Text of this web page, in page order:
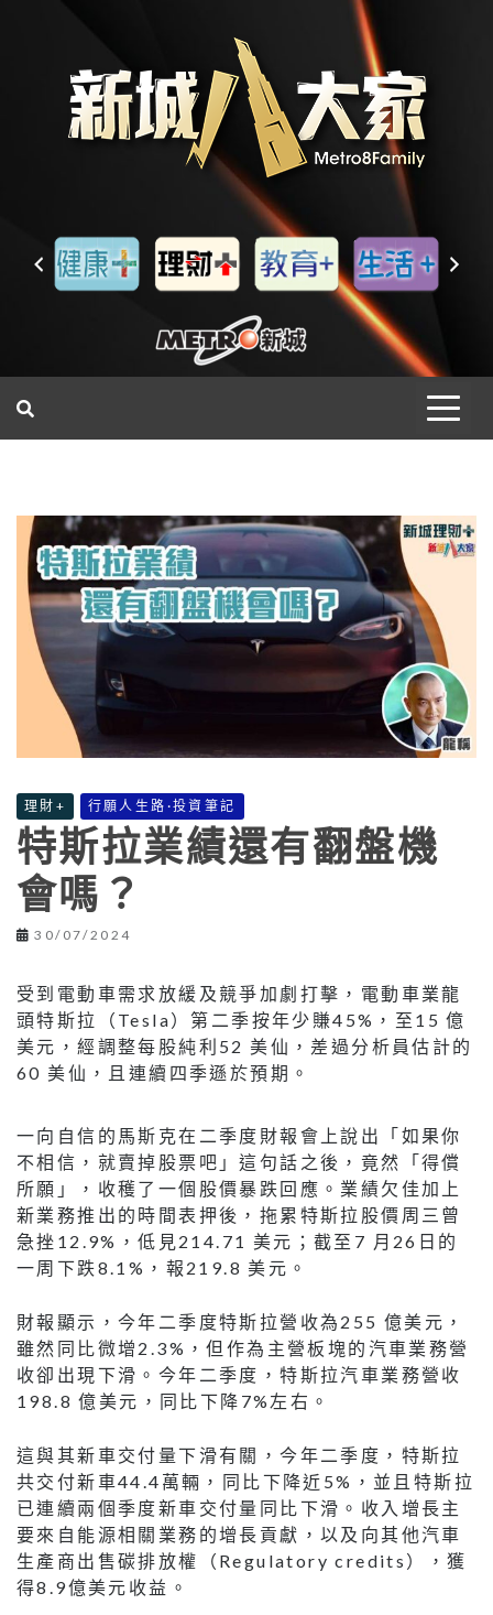
理財+ 行願人生路·投資筆記
特斯拉業績還有翻盤機
會嗎？
30/07/2024
受到電動⾞需求放緩及競爭加劇打擊，電動⾞業⿓
頭特斯拉（Tesla）第⼆季按年少賺45%，⾄15 億
美元，經調整每股純利52 美仙，差過分析員估計的
60 美仙，且連續四季遜於預期。
⼀向⾃信的⾺斯克在⼆季度財報會上說出「如果你
不相信，就賣掉股票吧」這句話之後，竟然「得償
所願」，收穫了⼀個股價暴跌回應。業績⽋佳加上
新業務推出的時間表押後，拖累特斯拉股價周三曾
急挫12.9%，低⾒214.71 美元；截⾄7 ⽉26⽇的
⼀周下跌8.1%，報219.8 美元。
財報顯示，今年⼆季度特斯拉營收為255 億美元，
雖然同⽐微增2.3%，但作為主營板塊的汽⾞業務營
收卻出現下滑。今年⼆季度，特斯拉汽⾞業務營收
198.8 億美元，同⽐下降7%左右。
這與其新⾞交付量下滑有關，今年⼆季度，特斯拉
共交付新⾞44.4萬輛，同⽐下降近5%，並且特斯拉
已連續兩個季度新⾞交付量同⽐下滑。收⼊增⻑主
要來⾃能源相關業務的增⻑貢獻，以及向其他汽⾞
⽣產商出售碳排放權（Regulatory credits），獲
得8.9億美元收益。